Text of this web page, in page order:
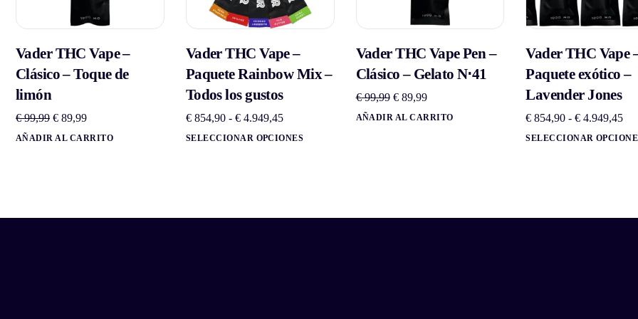
Vader THC Vape –
Clásico – Toque de
limón
€99,99 € 89,99
AÑADIR AL CARRITO
Vader THC Vape –
Paquete Rainbow Mix –
Todos los gustos
€854,90 - €4.949,45
SELECCIONAR OPCIONES
Vader THC Vape Pen –
Clásico – Gelato N⋅41
€99,99 €89,99
AÑADIR AL CARRITO
Vader THC Vape
Paquete exótico –
Lavender Jones
€ 854,90 - € 4.949,45
SELECCIONAR